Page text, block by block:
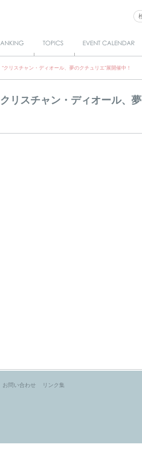
クリスチャン・ディオール、夢のクチュリエ”展開催中！
リスチャン・ディオール、夢
お問い合わせ リンク集